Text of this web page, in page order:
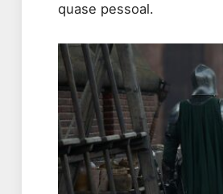
quase pessoal.